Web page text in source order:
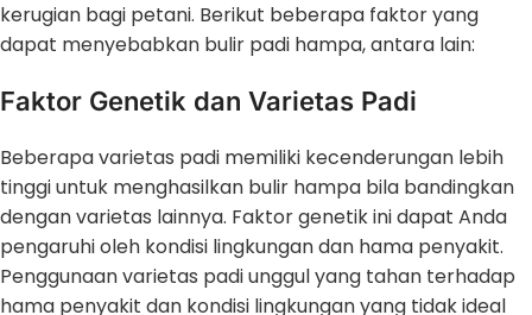
kerugian bagi petani. Berikut beberapa faktor yang
dapat menyebabkan bulir padi hampa, antara lain:
Faktor Genetik dan Varietas Padi
Beberapa varietas padi memiliki kecenderungan lebih
tinggi untuk menghasilkan bulir hampa bila bandingkan
dengan varietas lainnya. Faktor genetik ini dapat Anda
pengaruhi oleh kondisi lingkungan dan hama penyakit.
Penggunaan varietas padi unggul yang tahan terhadap
hama penyakit dan kondisi lingkungan yang tidak ideal